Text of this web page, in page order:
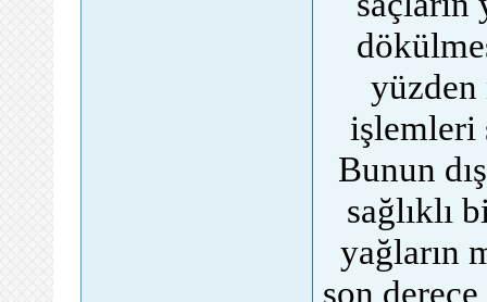
işlemleri
Bunun
sağlıklı
yağların
son